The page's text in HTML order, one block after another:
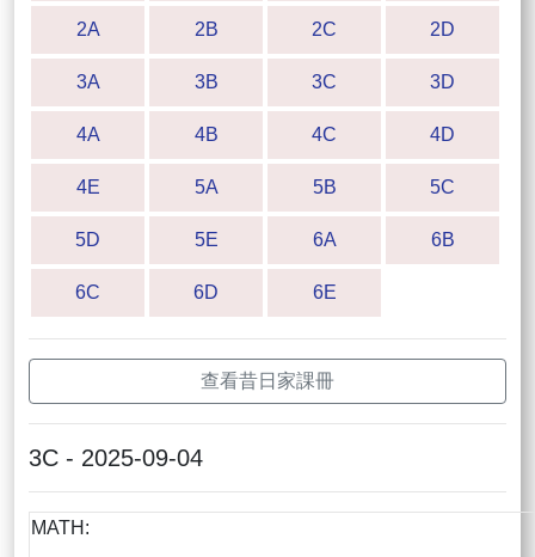
2A 2B 2C 2D
3A 3B 3C 3D
4A 4B 4C 4D
4E 5A 5B 5C
5D 5E 6A 6B
6C 6D 6E
查看昔日家課冊
3C - 2025-09-04
MATH: